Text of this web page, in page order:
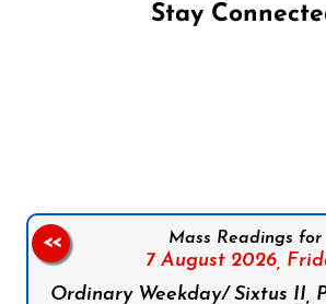
Stay
Mass Readings for
7 August 2026,
Ordinary Weekday/ Sixtus II,
<<